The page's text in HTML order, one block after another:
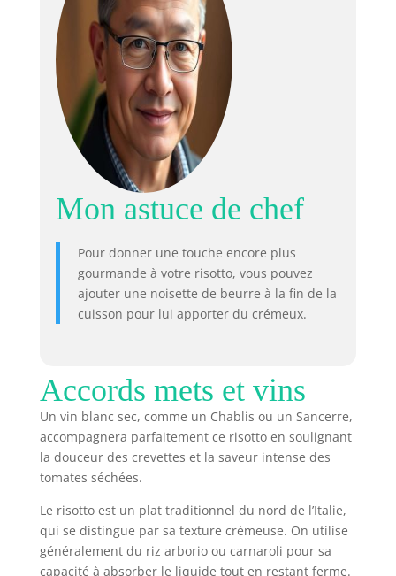
Mon astuce de chef
Pour donner une touche encore plus
gourmande à votre risotto, vous pouvez
ajouter une noisette de beurre à la fin de la
cuisson pour lui apporter du crémeux.
Accords mets et vins
Un vin blanc sec, comme un Chablis ou un Sancerre,
accompagnera parfaitement ce risotto en soulignant
la douceur des crevettes et la saveur intense des
tomates séchées.
Le risotto est un plat traditionnel du nord de l’Italie,
qui se distingue par sa texture crémeuse. On utilise
généralement du riz arborio ou carnaroli pour sa
capacité à absorber le liquide tout en restant ferme.